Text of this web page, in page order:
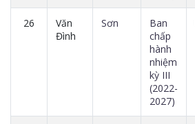
26
Văn
Đình
Sơn
Ban
chấp
hành
nhiệm
kỳ III
(2022-
2027)